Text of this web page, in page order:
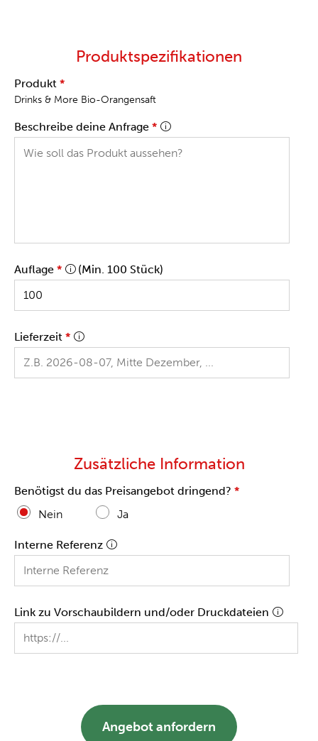
Produktspezifikationen
Produkt *
Drinks & More Bio-Orangensaft
Beschreibe deine Anfrage *
Auflage * (Min. 100 Stück)
Lieferzeit *
Zusätzliche Information
Benötigst du das Preisangebot dringend? *
Nein
Ja
Interne Referenz
Link zu Vorschaubildern und/oder Druckdateien
Angebot anfordern